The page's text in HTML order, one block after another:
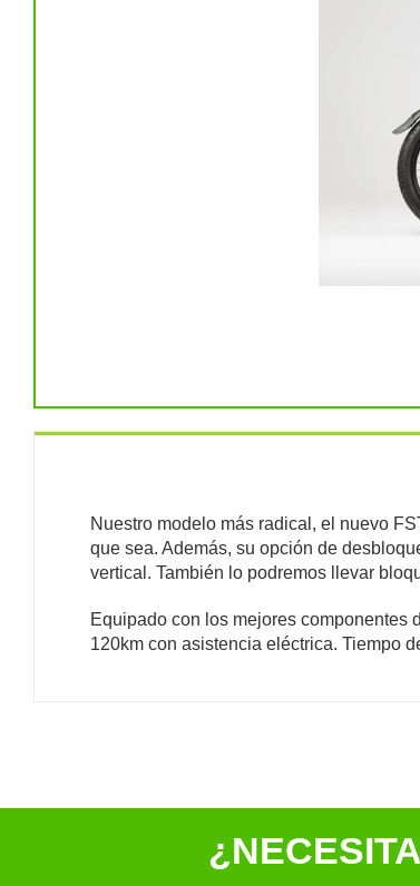
Nuestro modelo más radical, el nuevo
que sea. Además, su opción de
vertical. También lo podremos llevar
Equipado con los mejores componentes
120km con asistencia eléctrica. Tiempo